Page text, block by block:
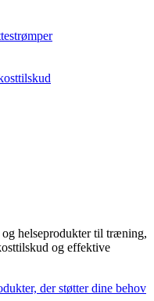
helseprodukter til træning,
og effektive
der støtter dine behov